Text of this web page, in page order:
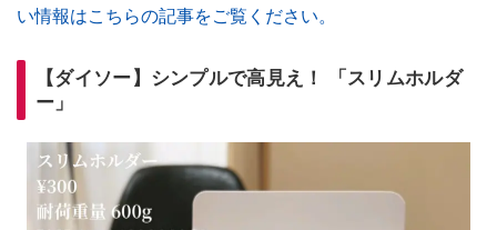
い情報はこちらの記事をご覧ください。
【ダイソー】シンプルで高見え！ 「スリムホルダ
ー」